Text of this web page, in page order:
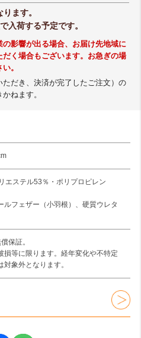
ます。
入荷する予定です。
影響が出る場合、お届け先地域に
く場合もございます。お急ぎの場
。
だき、決済が完了したご注文）の
ねます。
エステル53％・ポリプロピレン
ルフェザー（小羽根）、硬質ウレタ
保証。
等に限ります。経年変化や不特定
象外となります。